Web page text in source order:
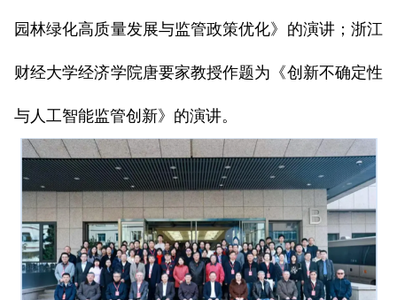
园林绿化高质量发展与监管政策优化》的演讲；浙江
财经大学经济学院唐要家教授作题为《创新不确定性
与人工智能监管创新》的演讲。